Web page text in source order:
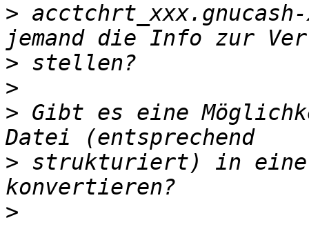
>
>
>
> Gibt es eine
> strukturiert) in eine
>